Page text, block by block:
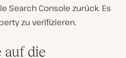
Search Console zurück. Es
zu verifizieren.
auf die